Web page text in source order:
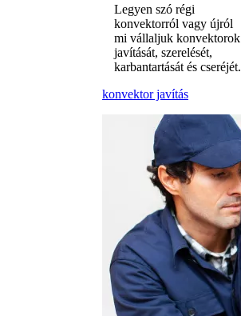
Legyen szó régi
konvektorról vagy újról
mi vállaljuk konvektorok
javítását, szerelését,
karbantartását és cseréjét.
konvektor javítás